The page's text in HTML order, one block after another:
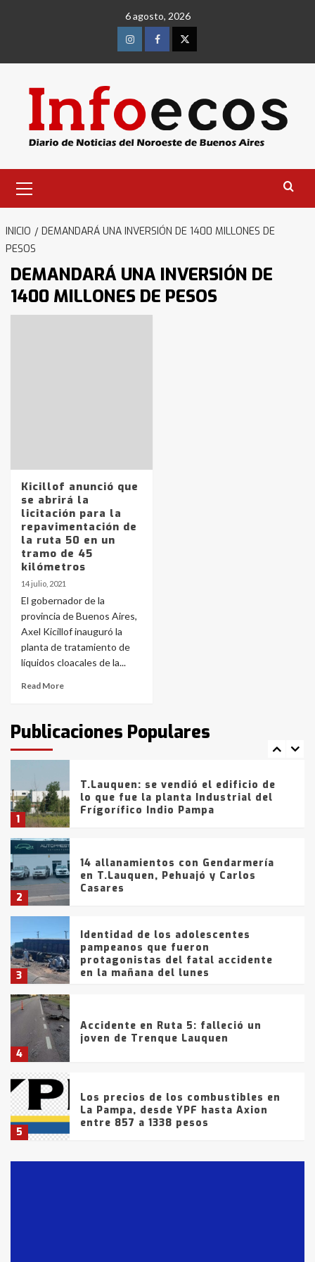
6 agosto, 2026
InstagramFacebookTwitter
primario
INICIO
DEMANDARÁ UNA INVERSIÓN DE 1400 MILLONES DE
PESOS
DEMANDARÁ UNA INVERSIÓN DE
1400 MILLONES DE PESOS
Kicillof anunció que
se abrirá la
licitación para la
repavimentación de
la ruta 50 en un
tramo de 45
kilómetros
14 julio, 2021
El gobernador de la
provincia de Buenos Aires,
Axel Kicillof inauguró la
planta de tratamiento de
líquidos cloacales de la...
Read More
Publicaciones Populares
4
joven de Trenque Lauquen
5
Los precios de los combustibles en
La Pampa, desde YPF hasta Axion
6
La Bolsa de Cereales de Bahía
Blanca anticipa que Agosto vendrá
con lluvias y heladas, en gran parte
de la provincia
fueron detenidos por
comercialización de drogas en la
tarde del sábado
1
T.Lauquen: se vendió el edificio de
lo que fue la planta Industrial del
Frígorífico Indio Pampa
2
14 allanamientos con Gendarmería
en T.Lauquen, Pehuajó y Carlos
Casares
3
Identidad de los adolescentes
pampeanos que fueron
protagonistas del fatal accidente
en la mañana del lunes
4
Accidente en Ruta 5: falleció un
joven de Trenque Lauquen
5
Los precios de los combustibles en
La Pampa, desde YPF hasta Axion
entre 857 a 1338 pesos